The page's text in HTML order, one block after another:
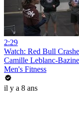
2:29
Watch: Red Bull
Camille Leblanc-
Men's Fitness
il y a 8 ans